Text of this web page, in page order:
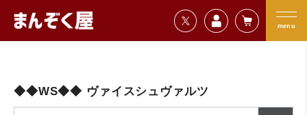
=================================
menu
まんぞく屋 格安TCG通販
◆◆WS◆◆ ヴァイスシュヴァルツ